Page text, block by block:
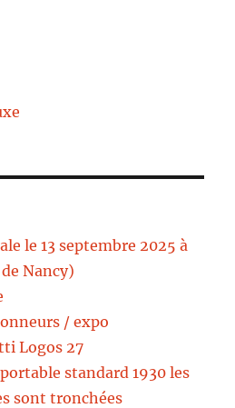
le 13 septembre 2025 à
Nancy)
/ expo
Logos 27
standard 1930 les
sont tronchées